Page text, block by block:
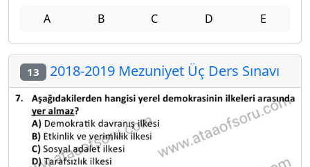
A B C D E
13 2018-2019 Mezuniyet Üç Ders Sınavı